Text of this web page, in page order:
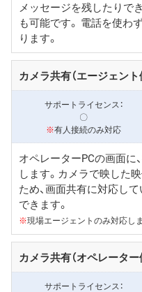
メッセージを残したりで
も可能です。 電話を使わ
ります。
カメラ共有（エージェント
〇
※有人接続のみ対応
オペレーターPCの画面に
します。カメラで映した
ため、画面共有に対応し
できます。
※現場エージェントのみ対応し
カメラ共有（オペレーター